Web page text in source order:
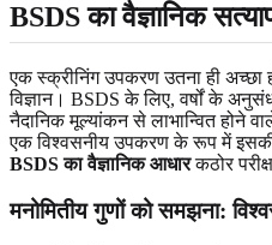
BSDS का वैज्ञानिक
एक स्क्रीनिंग उपकरण उतना ही अच्छा
विज्ञान। BSDS के लिए, वर्षों के
नैदानिक ​​मूल्यांकन से लाभान्वित होने
एक विश्वसनीय उपकरण के रूप में इसकी
BSDS का वैज्ञानिक आधारकठोर
मनोमितीय गुणों को समझना: